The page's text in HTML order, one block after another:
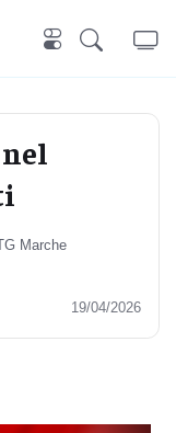
Marche
19/04/2026